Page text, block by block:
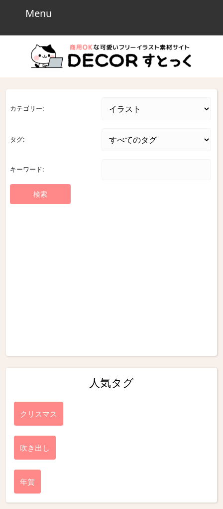
Menu
カテゴリー:
タグ:
キーワード:
人気タグ
クリスマス
吹き出し
年賀